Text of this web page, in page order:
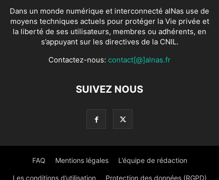
Dans un monde numérique et interconnecté alNas use de
moyens techniques actuels pour protéger la Vie privée et
la liberté de ses utilisateurs, membres ou adhérents, en
s’appuyant sur les directives de la CNIL.
Contactez-nous: contact[@]alnas.fr
SUIVEZ NOUS
FAQ Mentions légales L’équipe de rédaction
Les conditions d’utilisation Protection des données (RGPD)